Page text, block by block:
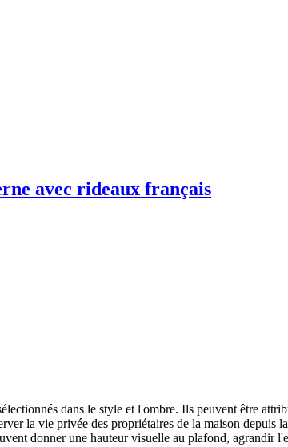
avec rideaux français
dans le style et l'ombre. Ils peuvent être
la vie privée des propriétaires de la maison depuis
donner une hauteur visuelle au plafond, agrandir